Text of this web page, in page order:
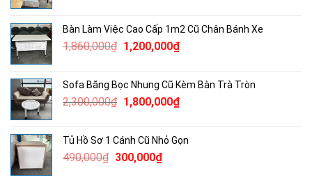
1,900,000₫.là:
1,500,000₫.
Bàn Làm Việc Cao Cấp 1m2 Cũ Chân Bánh Xe
1,860,000₫ Giá
1,860,000₫.
1,200,000₫Giá
là:
1,200,000₫.
Sofa Băng Bọc Nhung Cũ Kèm Bàn Trà Tròn
2,300,000₫ Giá
2,300,000₫.
1,800,000₫Giá
là:
Tủ Hồ Sơ 1 Cánh Cũ Nhỏ Gọn
490,000₫ Giá
300,000₫Giá